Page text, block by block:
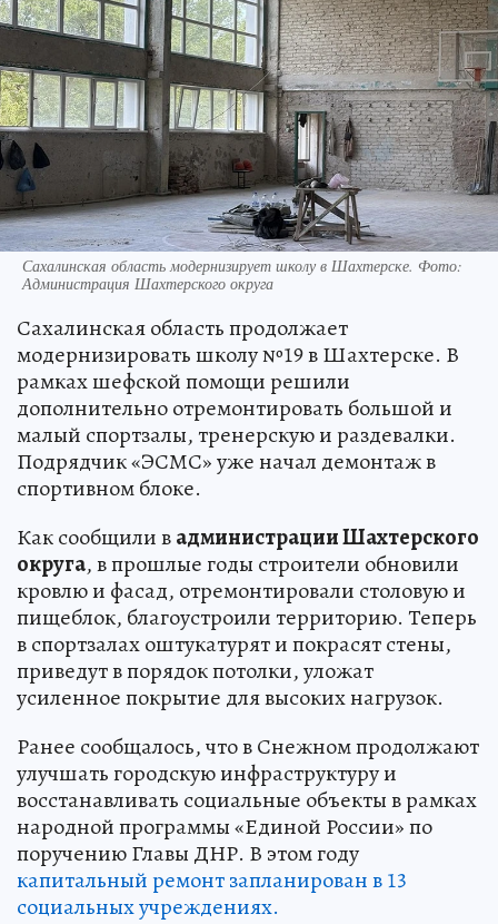
Сахалинская область модернизирует школу в Шахтерске. Фото:
Администрация Шахтерского округа
Сахалинская область продолжает
модернизировать школу №19 в Шахтерске. В
рамках шефской помощи решили
дополнительно отремонтировать большой и
малый спортзалы, тренерскую и раздевалки.
Подрядчик «ЭСМС» уже начал демонтаж в
спортивном блоке.
Как сообщили вадминистрации Шахтерского
округа, в прошлые годы строители обновили
кровлю и фасад, отремонтировали столовую и
пищеблок, благоустроили территорию. Теперь
в спортзалах оштукатурят и покрасят стены,
приведут в порядок потолки, уложат
усиленное покрытие для высоких нагрузок.
Ранее сообщалось, что в Снежном продолжают
улучшать городскую инфраструктуру и
восстанавливать социальные объекты в рамках
народной программы «Единой России» по
поручению Главы ДНР. В этом году
капитальный ремонт запланирован в 13
социальных учреждениях.